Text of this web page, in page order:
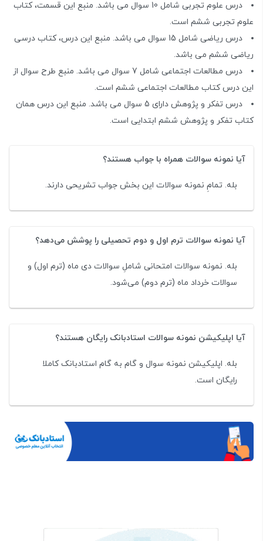
درس علوم تجربی شامل 10 سوال می باشد. منبع این قسمت، کتاب
علوم تجربی ششم است.
درس ریاضی شامل 15 سوال می باشد. منبع این درس، کتاب درسی
ریاضی ششم می باشد.
درس مطالعات اجتماعی شامل 7 سوال می باشد. منبع طرح سوال از
این درس کتاب مطالعات اجتماعی ششم است.
درس تفکر و پژوهش دارای 5 سوال می باشد. منبع این درس همان
کتاب تفکر و پژوهش ششم ابتدایی است.
آیا نمونه سوالات همراه با جواب هستند؟
بله. تمامِ نمونه سوالات این بخش جواب تشریحی دارند.
آیا نمونه سوالات ترم اول و دوم تحصیلی را پوشش می‌دهد؟
بله. نمونه سوالات امتحانی شاملِ سوالات دی ماه (ترم اول) و
سوالات خرداد ماه (ترم دوم) می‌شود.
آیا اپلیکیشن نمونه سوالات استادبانک رایگان هستند؟
بله. اپلیکیشن نمونه سوال و گام به گام استادبانک کاملا
رایگان است.